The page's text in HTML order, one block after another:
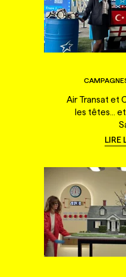
Air Transat et
les têtes...
LIRE